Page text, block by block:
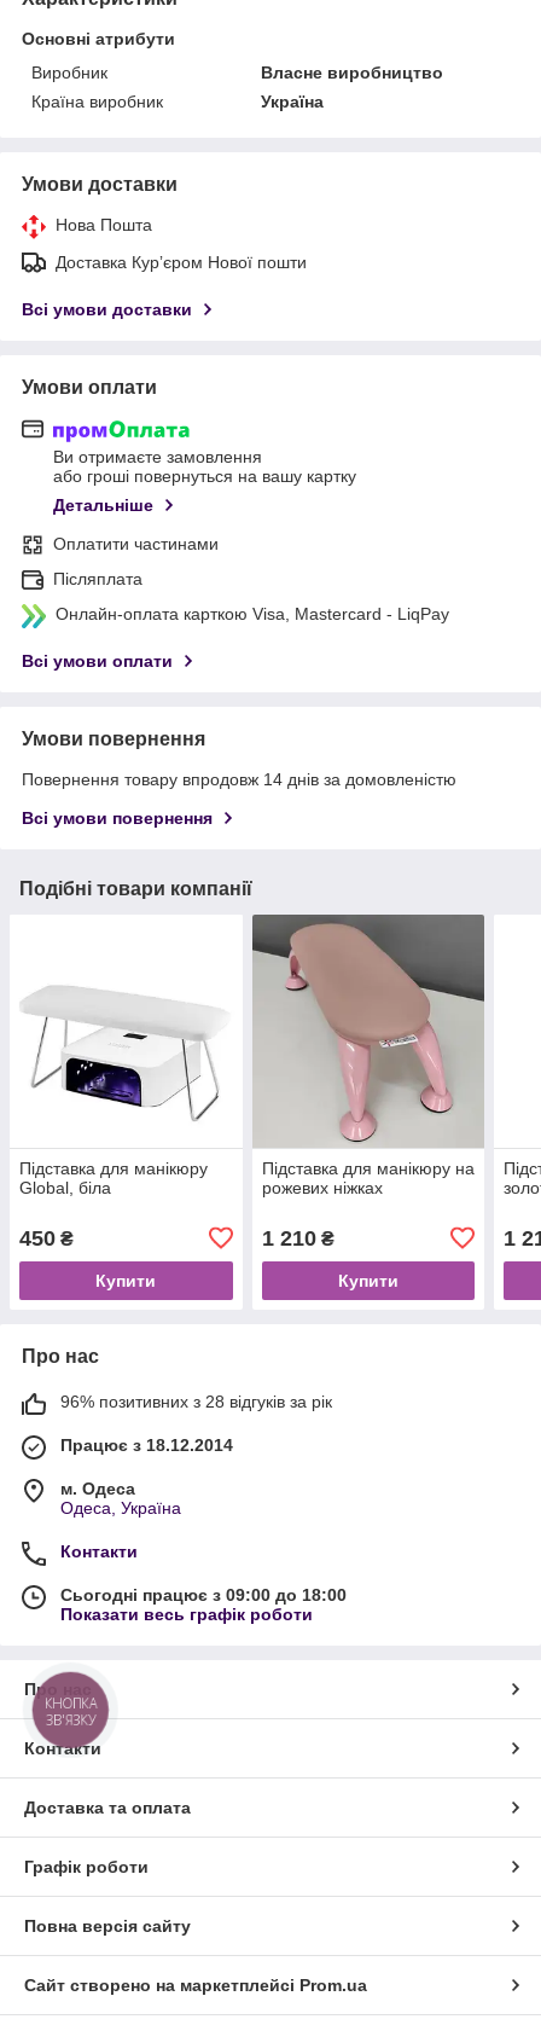
Основні атрибути
Виробник
Власне виробництво
Країна виробник
Україна
Умови доставки
Нова Пошта
Доставка Курʼєром Нової пошти
Всі умови доставки
Умови оплати
Ви отримаєте замовлення
або гроші повернуться на вашу картку
Детальніше
Оплатити частинами
Післяплата
Онлайн-оплата карткою Visa, Mastercard - LiqPay
Всі умови оплати
Умови повернення
Повернення товару впродовж 14 днів за домовленістю
Всі умови повернення
Подібні товари компанії
Підставка для манікюру
Global, біла
450 ₴
Купити
Підставка для манікюру на
рожевих ніжках
1 210₴
Купити
1
Про нас
96% позитивних з 28 відгуків за рік
Працює з 18.12.2014
м. Одеса
Одеса, Україна
Контакти
Сьогодні працює з 09:00 до 18:00
Показати весь графік роботи
Про нас
Контакти
Доставка та оплата
Графік роботи
Повна версія сайту
Сайт створено на маркетплейсі Prom.ua
КНОПКА
ЗВ'ЯЗКУ